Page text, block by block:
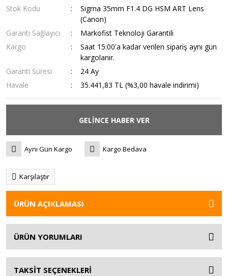
Stok Kodu
Sigma 35mm F1.4 DG HSM ART Lens
(Canon)
Garanti Sağlayıcı
Markofist Teknoloji Garantili
Kargo
Saat 15:00'a kadar verilen sipariş aynı gün
kargolanır.
Garanti Süresi
24 Ay
Havale
35.441,83 TL (%3,00 havale indirimi)
GELİNCE HABER VER
Aynı Gün Kargo Kargo Bedava
Karşılaştır
ÜRÜN AÇIKLAMASI
ÜRÜN YORUMLARI
TAKSİT SEÇENEKLERİ